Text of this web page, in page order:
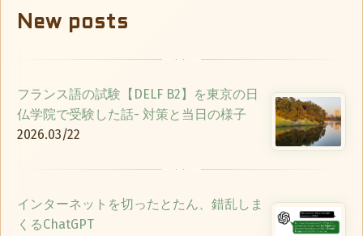
New posts
フランス語の試験【DELF B2】を東京の日
仏学院で受験した話- 対策と当日の様子
2026.03/22
インターネットを切ったとたん、錯乱しま
くるChatGPT